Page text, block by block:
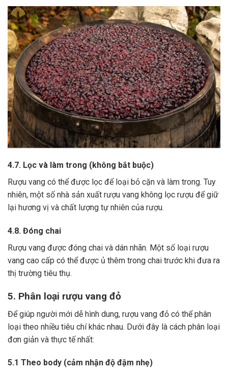
4.7. Lọc và làm trong (không bắt buộc)
Rượu vang có thể được lọc để loại bỏ cặn và làm trong. Tuy
nhiên, một số nhà sản xuất rượu vang không lọc rượu để giữ
lại hương vị và chất lượng tự nhiên của rượu.
4.8. Đóng chai
Rượu vang được đóng chai và dán nhãn. Một số loại rượu
vang cao cấp có thể được ủ thêm trong chai trước khi đưa ra
thị trường tiêu thụ.
5. Phân loại rượu vang đỏ
Để giúp người mới dễ hình dung, rượu vang đỏ có thể phân
loại theo nhiều tiêu chí khác nhau. Dưới đây là cách phân loại
đơn giản và thực tế nhất:
5.1 Theo body (cảm nhận độ đậm nhẹ)